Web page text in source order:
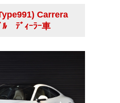
Carrera
ﾙ ﾃﾞｨｰﾗｰ車